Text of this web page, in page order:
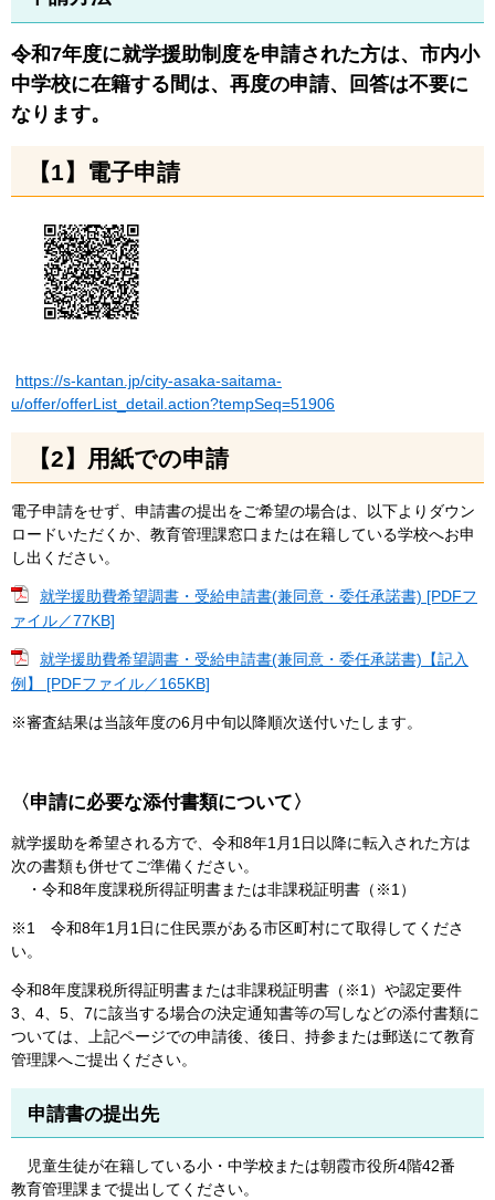
令和7年度に就学援助制度を申請された方は、市内小
中学校に在籍する間は、再度の申請、回答は不要に
なります。
【1】電子申請
https://s-kantan.jp/city-asaka-saitama-
u/offer/offerList_detail.action?tempSeq=51906
【2】用紙での申請
電子申請をせず、申請書の提出をご希望の場合は、以下よりダウン
ロードいただくか、教育管理課窓口または在籍している学校へお申
し出ください。
就学援助費希望調書・受給申請書(兼同意・委任承諾書) [PDFフ
ァイル／77KB]
就学援助費希望調書・受給申請書(兼同意・委任承諾書)【記入
例】 [PDFファイル／165KB]
※審査結果は当該年度の6月中旬以降順次送付いたします。
〈申請に必要な添付書類について〉
就学援助を希望される方で、令和8年1月1日以降に転入された方は
次の書類も併せてご準備ください。
・令和8年度課税所得証明書または非課税証明書（※1）
※1 令和8年1月1日に住民票がある市区町村にて取得してくださ
い。
令和8年度課税所得証明書または非課税証明書（※1）や認定要件
3、4、5、7に該当する場合の決定通知書等の写しなどの添付書類に
ついては、上記ページでの申請後、後日、持参または郵送にて教育
管理課へご提出ください。
申請書の提出先
児童生徒が在籍している小・中学校または朝霞市役所4階42番
教育管理課まで提出してください。